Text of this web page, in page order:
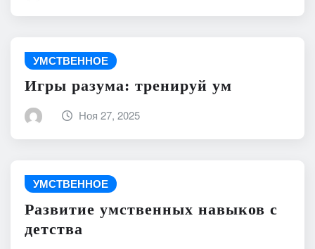
УМСТВЕННОЕ
Игры разума: тренируй ум
Ноя 27, 2025
УМСТВЕННОЕ
Развитие умственных навыков с
детства